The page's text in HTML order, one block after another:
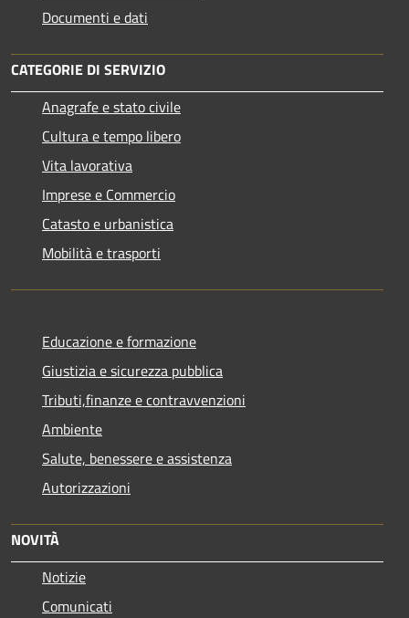
Documenti e dati
CATEGORIE DI SERVIZIO
Anagrafe e stato civile
Cultura e tempo libero
Vita lavorativa
Imprese e Commercio
Catasto e urbanistica
Mobilità e trasporti
Educazione e formazione
Giustizia e sicurezza pubblica
Tributi,finanze e contravvenzioni
Ambiente
Salute, benessere e assistenza
Autorizzazioni
NOVITÀ
Notizie
Comunicati